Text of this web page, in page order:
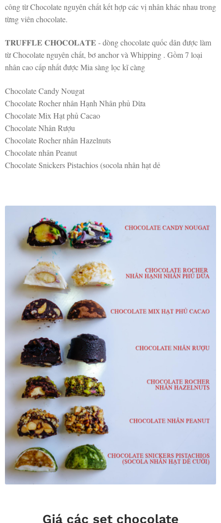
công từ Chocolate nguyên chất kết hợp các vị nhân khác nhau trong
từng viên chocolate.
𝐓𝐑𝐔𝐅𝐅𝐋𝐄 𝐂𝐇𝐎𝐂𝐎𝐋𝐀𝐓𝐄 - dòng chocolate quốc dân được làm
từ Chocolate nguyên chất, bơ anchor và Whipping . Gồm 7 loại
nhân cao cấp nhất được Mia sàng lọc kĩ càng
Chocolate Candy Nougat
Chocolate Rocher nhân Hạnh Nhân phủ Dừa
Chocolate Mix Hạt phủ Cacao
Chocolate Nhân Rượu
Chocolate Rocher nhân Hazelnuts
Chocolate nhân Peanut
Chocolate Snickers Pistachios (socola nhân hạt dẻ
Giá các set chocolate